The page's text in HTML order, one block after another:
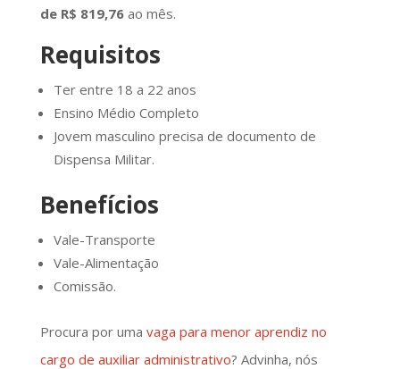
de R$ 819,76ao mês.
Requisitos
Ter entre 18 a 22 anos
Ensino Médio Completo
Jovem masculino precisa de documento de
Dispensa Militar.
Benefícios
Vale-Transporte
Vale-Alimentação
Comissão.
Procura por uma vaga para menor aprendiz no
cargo de auxiliar administrativo? Advinha, nós